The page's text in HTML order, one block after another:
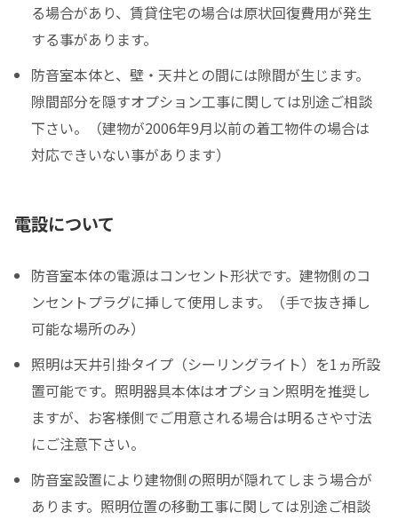
る場合があり、賃貸住宅の場合は原状回復費用が発生
する事があります。
防音室本体と、壁・天井との間には隙間が生じます。
隙間部分を隠すオプション工事に関しては別途ご相談
下さい。（建物が2006年9月以前の着工物件の場合は
対応できいない事があります）
電設について
防音室本体の電源はコンセント形状です。建物側のコ
ンセントプラグに挿して使用します。（手で抜き挿し
可能な場所のみ）
照明は天井引掛タイプ（シーリングライト）を1ヵ所設
置可能です。照明器具本体はオプション照明を推奨し
ますが、お客様側でご用意される場合は明るさや寸法
にご注意下さい。
防音室設置により建物側の照明が隠れてしまう場合が
あります。照明位置の移動工事に関しては別途ご相談